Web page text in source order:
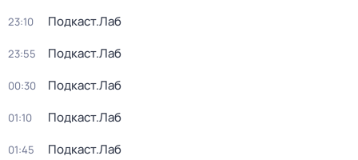
23:10 Подкаст.Лаб
23:55 Подкаст.Лаб
00:30 Подкаст.Лаб
01:10 Подкаст.Лаб
01:45 Подкаст.Лаб